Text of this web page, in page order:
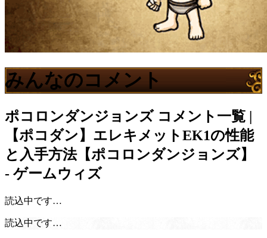
みんなのコメント
ポコロンダンジョンズ コメント一覧 |
【ポコダン】エレキメットEK1の性能
と入手方法【ポコロンダンジョンズ】
- ゲームウィズ
読込中です…
読込中です…